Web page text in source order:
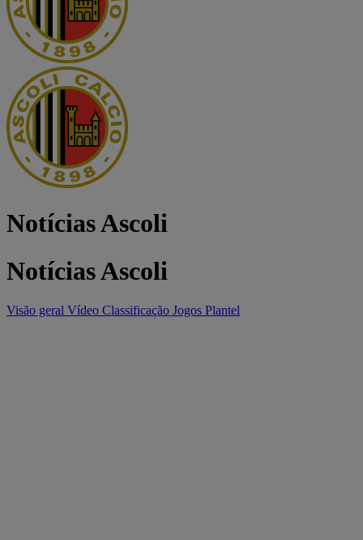
Notícias Ascoli
Notícias Ascoli
Visão geral Vídeo Classificação Jogos Plantel